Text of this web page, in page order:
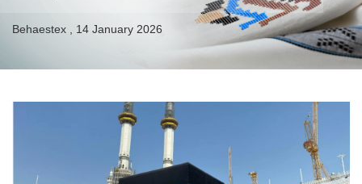
Behaestex , 14 January 2026